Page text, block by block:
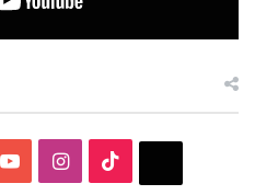
YouTubeInstagram